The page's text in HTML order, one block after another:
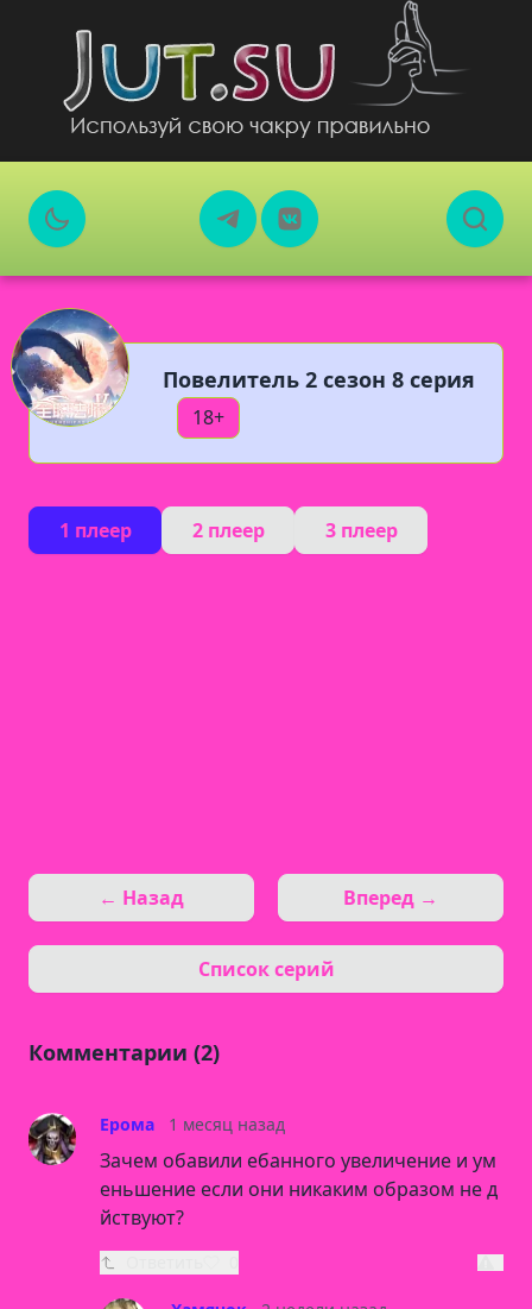
Повелитель 2 сезон 8 серия
18+
1 плеер 2 плеер 3 плеер
← Назад
Список серий
Вперед →
Комментарии (2)
Ерома 1 месяц назад
Зачем обавили ебанного увеличение и ум
еньшение если они никаким образом не д
йствуют?